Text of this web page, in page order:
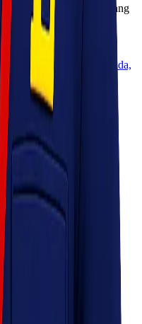
pengiriman terpercaya yang
dengan cepat,
12 Jurumudi baru, Benda,